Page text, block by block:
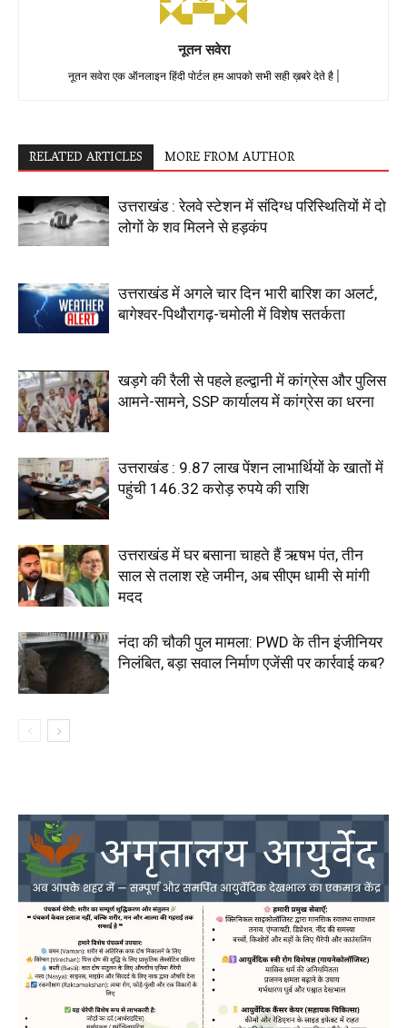
नूतन सवेरा
नूतन सवेरा एक ऑनलाइन हिंदी पोर्टल हम आपको सभी सही ख़बरे देते है |
RELATED ARTICLES MORE FROM AUTHOR
उत्तराखंड : रेलवे स्टेशन में संदिग्ध परिस्थितियों में दो
लोगों के शव मिलने से हड़कंप
उत्तराखंड में अगले चार दिन भारी बारिश का अलर्ट,
बागेश्वर-पिथौरागढ़-चमोली में विशेष सतर्कता
खड़गे की रैली से पहले हल्द्वानी में कांग्रेस और पुलिस
आमने-सामने, SSP कार्यालय में कांग्रेस का धरना
उत्तराखंड : 9.87 लाख पेंशन लाभार्थियों के खातों में
पहुंची 146.32 करोड़ रुपये की राशि
उत्तराखंड में घर बसाना चाहते हैं ऋषभ पंत, तीन
साल से तलाश रहे जमीन, अब सीएम धामी से मांगी
मदद
नंदा की चौकी पुल मामला: PWD के तीन इंजीनियर
निलंबित, बड़ा सवाल निर्माण एजेंसी पर कार्रवाई कब?